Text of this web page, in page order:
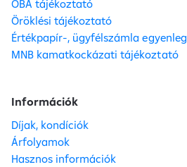
OBA tájékoztató
Öröklési tájékoztató
Értékpapír-, ügyfélszámla egyenleg
MNB kamatkockázati tájékoztató
Információk
Díjak, kondíciók
Árfolyamok
Hasznos információk